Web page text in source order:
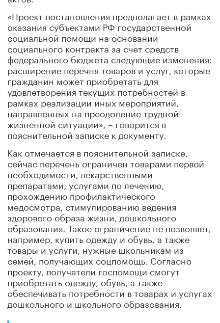
«Проект постановления предполагает в рамках
оказания субъектами РФ государственной
социальной помощи на основании
социального контракта за счет средств
федерального бюджета следующие изменения:
расширение перечня товаров и услуг, которые
гражданин может приобретать для
удовлетворения текущих потребностей в
рамках реализации иных мероприятий,
направленных на преодоление трудной
жизненной ситуации», – говорится в
пояснительной записке к документу.
Как отмечается в пояснительной записке,
сейчас перечень ограничен товарами первой
необходимости, лекарственными
препаратами, услугами по лечению,
прохождению профилактического
медосмотра, стимулированию ведения
здорового образа жизни, дошкольного
образования. Такое ограничение не позволяет,
например, купить одежду и обувь, а также
товары и услуги, нужные школьникам из
семей, получающих соцпомощь. Согласно
проекту, получатели госпомощи смогут
приобретать одежду, обувь, а также
обеспечивать потребности в товарах и услугах
дошкольного и школьного образования.